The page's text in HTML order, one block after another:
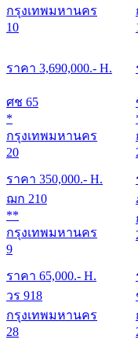
กรุงเทพมหานคร
10
ราคา 3,690,000.- H.
ศช 65
*
กรุงเทพมหานคร
20
ราคา 350,000.- H.
ฌก 210
**
กรุงเทพมหานคร
9
ราคา 65,000.- H.
วร 918
กรุงเทพมหานคร
28